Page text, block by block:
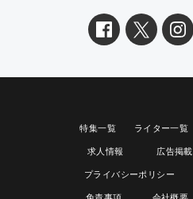
特集一覧 ライター一覧
求人情報 広告掲載
プライバシーポリシー